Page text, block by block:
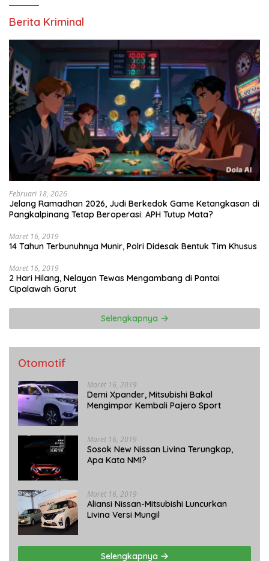
Berita Kriminal
Februari 18, 2026
Jelang Ramadhan 2026, Judi Berkedok Game Ketangkasan di
Pangkalpinang Tetap Beroperasi: APH Tutup Mata?
Maret 16, 2019
14 Tahun Terbunuhnya Munir, Polri Didesak Bentuk Tim Khusus
Maret 16, 2019
2 Hari Hilang, Nelayan Tewas Mengambang di Pantai
Cipalawah Garut
Selengkapnya
Otomotif
Maret 16, 2019
Demi Xpander, Mitsubishi Bakal
Mengimpor Kembali Pajero Sport
Maret 16, 2019
Sosok New Nissan Livina Terungkap,
Apa Kata NMI?
Maret 16, 2019
Aliansi Nissan-Mitsubishi Luncurkan
Livina Versi Mungil
Selengkapnya